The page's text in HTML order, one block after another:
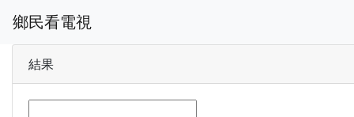
鄉民看電視
結果